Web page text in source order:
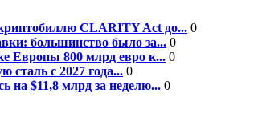
CLARITY Act до... 0
большинство было за... 0
Европы 800 млрд евро к... 0
сталь с 2027 года... 0
на $11,8 млрд за неделю... 0